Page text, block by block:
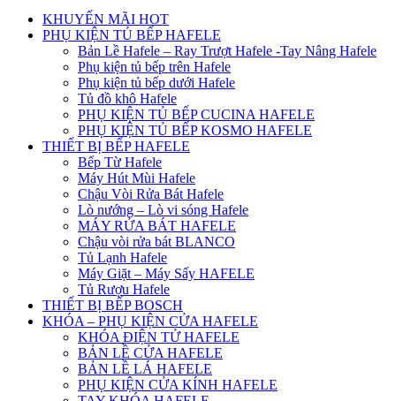
KHUYẾN MÃI HOT
PHỤ KIỆN TỦ BẾP HAFELE
Bản Lề Hafele – Ray Trượt Hafele -Tay Nâng Hafele
Phụ kiện tủ bếp trên Hafele
Phụ kiện tủ bếp dưới Hafele
Tủ đồ khô Hafele
PHỤ KIỆN TỦ BẾP CUCINA HAFELE
PHỤ KIỆN TỦ BẾP KOSMO HAFELE
THIẾT BỊ BẾP HAFELE
Bếp Từ Hafele
Máy Hút Mùi Hafele
Chậu Vòi Rửa Bát Hafele
Lò nướng – Lò vi sóng Hafele
MÁY RỬA BÁT HAFELE
Chậu vòi rửa bát BLANCO
Tủ Lạnh Hafele
Máy Giặt – Máy Sấy HAFELE
Tủ Rượu Hafele
THIẾT BỊ BẾP BOSCH
KHÓA – PHỤ KIỆN CỬA HAFELE
KHÓA ĐIỆN TỬ HAFELE
BẢN LỀ CỬA HAFELE
BẢN LỀ LÁ HAFELE
PHỤ KIỆN CỬA KÍNH HAFELE